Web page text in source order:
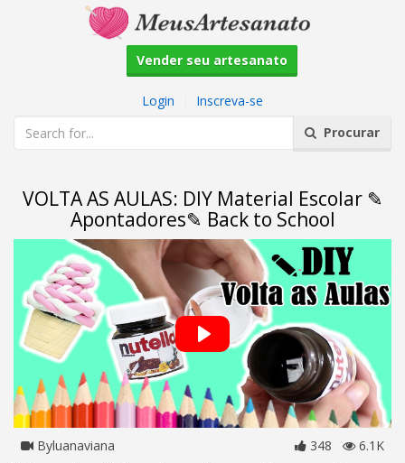
Vender seu artesanato
Login
Inscreva-se
Procurar
VOLTA AS AULAS: DIY Material Escolar ✎
Apontadores✎ Back to School
Byluanaviana 348 6.1K